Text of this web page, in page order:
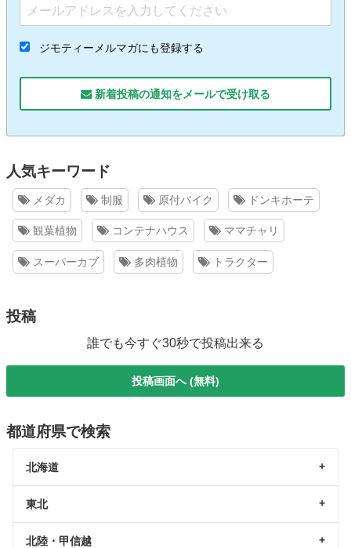
ジモティーメルマガにも登録する
新着投稿の通知をメールで受け取る
人気キーワード
メダカ 制服 原付バイク ドンキホーテ
観葉植物 コンテナハウス ママチャリ
スーパーカブ 多肉植物 トラクター
投稿
誰でも今すぐ30秒で投稿出来る
投稿画面へ (無料)
都道府県で検索
北海道
東北
北陸・甲信越